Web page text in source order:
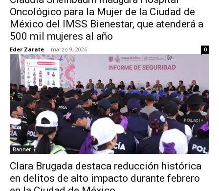
Oncológico para la Mujer de la Ciudad de
México del IMSS Bienestar, que atenderá a
500 mil mujeres al año
Eder Zarate - marzo 9, 2026 0
Banner
Clara Brugada destaca reducción histórica
en delitos de alto impacto durante febrero